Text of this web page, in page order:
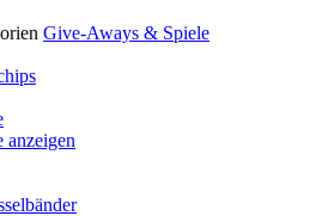
Give-Aways & Spiele
anzeigen